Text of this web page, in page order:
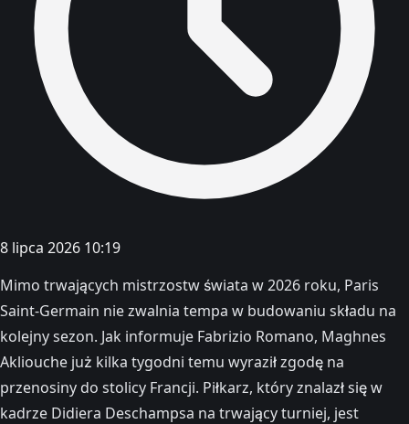
8 lipca 2026 10:19
Mimo trwających mistrzostw świata w 2026 roku, Paris
Saint-Germain nie zwalnia tempa w budowaniu składu na
kolejny sezon. Jak informuje Fabrizio Romano, Maghnes
Akliouche już kilka tygodni temu wyraził zgodę na
przenosiny do stolicy Francji. Piłkarz, który znalazł się w
kadrze Didiera Deschampsa na trwający turniej, jest